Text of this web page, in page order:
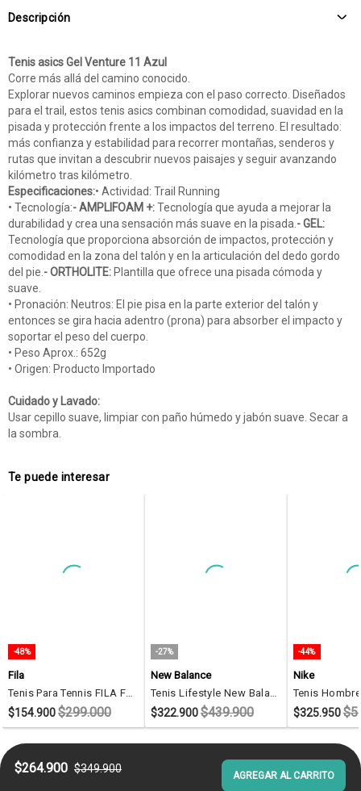
Descripción
Tenis asics Gel Venture 11 Azul
Corre más allá del camino conocido.
Explorar nuevos caminos empieza con el paso correcto. Diseñados
para el trail, estos tenis asics combinan comodidad, suavidad en la
pisada y protección frente a los impactos del terreno. El resultado:
más confianza y estabilidad para recorrer montañas, senderos y
rutas que invitan a descubrir nuevos paisajes y seguir avanzando
kilómetro tras kilómetro.
Especificaciones:• Actividad: Trail Running
• Tecnología:- AMPLIFOAM +:Tecnología que ayuda a mejorar la
durabilidad y crea una sensación más suave en la pisada.- GEL:
Tecnología que proporciona absorción de impactos, protección y
comodidad en la zona del talón y en la articulación del dedo gordo
del pie.- ORTHOLITE: Plantilla que ofrece una pisada cómoda y
suave.
• Pronación: Neutros: El pie pisa en la parte exterior del talón y
entonces se gira hacia adentro (prona) para absorber el impacto y
soportar el peso del cuerpo.
• Peso Aprox.: 652g
• Origen: Producto Importado
Cuidado y Lavado:
Usar cepillo suave, limpiar con paño húmedo y jabón suave. Secar a
la sombra.
Te puede interesar
-48%
Fila
Tenis Para Tennis FILA Frex Azul
$154.900$299.000
-27%
New Balance
Tenis Lifestyle New Balance 515 Azul
$322.900$439.900
-44%
Nike
$325.950
$264.900 $349.900
AGREGAR AL CARRITO